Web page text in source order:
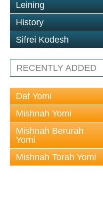
Leining
History
Sifrei Kodesh
RECENTLY ADDED
Daf Yomi
Mishnah Yomi
Mishnah Berurah
Yomi
Mishnah Torah Yomi